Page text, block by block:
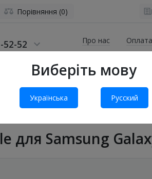
Виберіть мову
Українська Русский
Порівняння (0)
52-52 Про нас
Style для Samsung Galaxy A34 5G
для Samsung